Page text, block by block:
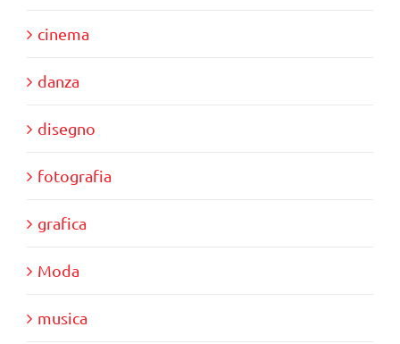
cinema
danza
disegno
fotografia
grafica
Moda
musica